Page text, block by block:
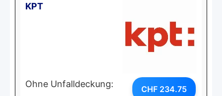
KPT
Ohne Unfalldeckung: CHF 234.75